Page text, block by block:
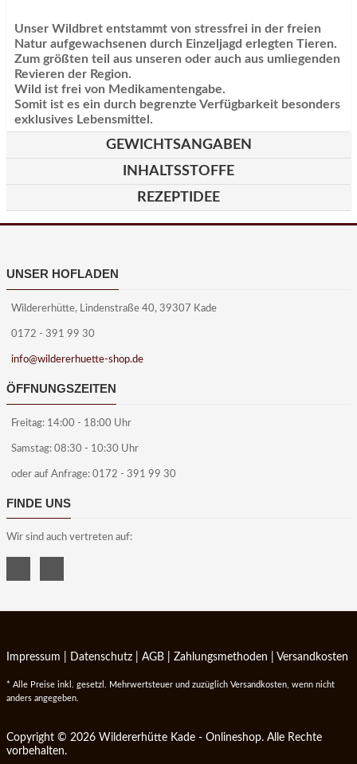
Unser Wildbret entstammt von stressfrei in der freien
Natur aufgewachsenen durch Einzeljagd erlegten Tieren.
Zum größten teil aus unseren oder auch aus umliegenden
Revieren der Region.
Wild ist frei von Medikamentengabe.
Somit ist es ein durch begrenzte Verfügbarkeit besonders
exklusives Lebensmittel.
GEWICHTSANGABEN
INHALTSSTOFFE
REZEPTIDEE
UNSER HOFLADEN
Wildererhütte, Lindenstraße 40, 39307 Kade
0172 - 391 99 30
info@wildererhuette-shop.de
ÖFFNUNGSZEITEN
Freitag: 14:00 - 18:00 Uhr
Samstag: 08:30 - 10:30 Uhr
oder auf Anfrage: 0172 - 391 99 30
FINDE UNS
Wir sind auch vertreten auf:
Impressum Datenschutz AGB Zahlungsmethoden Versandkosten
* Alle Preise inkl. gesetzl. Mehrwertsteuer und zuzüglich Versandkosten, wenn nicht
anders angegeben.
Copyright © 2026 Wildererhütte Kade - Onlineshop. Alle Rechte
vorbehalten.